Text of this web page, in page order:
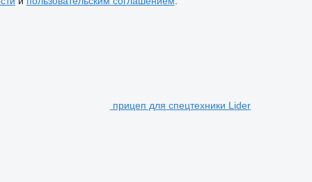
прицеп для спецтехники Lider